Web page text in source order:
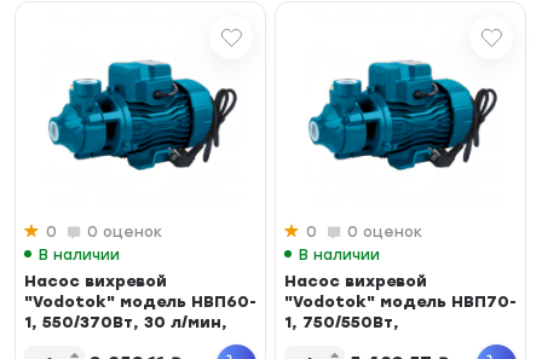
0
0 оценок
В наличии
Насос вихревой
"Vodotok" модель НВП60-
1, 550/370Вт, 30 л/мин,
0
0 оценок
В наличии
Насос вихревой
"Vodotok" модель НВП70-
1, 750/550Вт,